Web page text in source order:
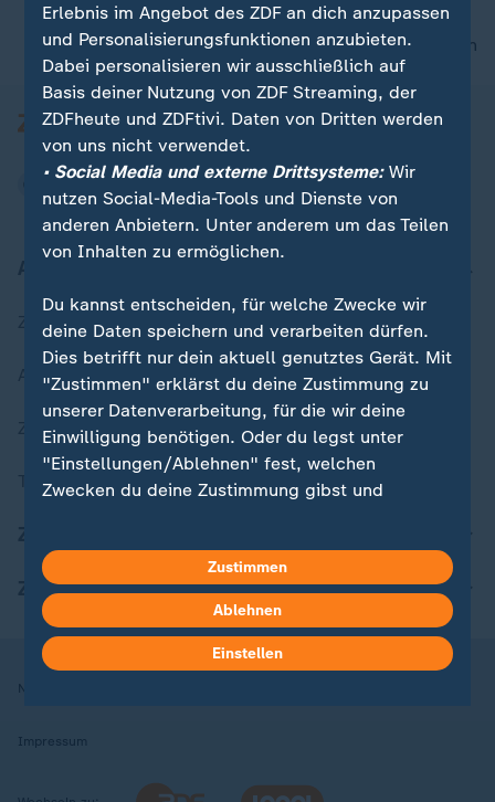
nach oben
Zuletzt veröffentlicht
Aktuelle Sendungs-Videos
ZDFheute Stories
Themen im Überblick
ZDFheute Apps
Nutzungsbedingungen
Impressum
Erlebnis im Angebot des ZDF an dich anzupassen
und Personalisierungsfunktionen anzubieten.
Dabei personalisieren wir ausschließlich auf
Basis deiner Nutzung von ZDF Streaming, der
ZDFheute und ZDFtivi. Daten von Dritten werden
von uns nicht verwendet.
• Social Media und externe Drittsysteme:Wir
nutzen Social-Media-Tools und Dienste von
anderen Anbietern. Unter anderem um das Teilen
von Inhalten zu ermöglichen.
Du kannst entscheiden, für welche Zwecke wir
deine Daten speichern und verarbeiten dürfen.
Dies betrifft nur dein aktuell genutztes Gerät. Mit
"Zustimmen" erklärst du deine Zustimmung zu
unserer Datenverarbeitung, für die wir deine
Einwilligung benötigen. Oder du legst unter
"Einstellungen/Ablehnen" fest, welchen
Zwecken du deine Zustimmung gibst und
in deinen Einstellungen widerrufen oder ändern.
Hier findest du das Impressum.
Weitere Informationen findest du in unserer
Datenschutzerklärung.
Zustimmen
Ablehnen
Einstellen